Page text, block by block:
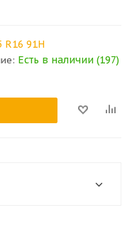
91H
Есть в наличии (197)